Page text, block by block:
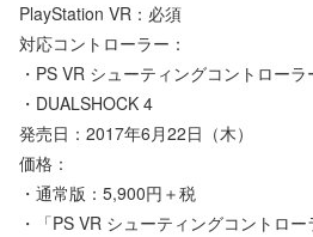
PlayStation VR：必須
対応コントローラー：
・PS VR シューティングコントローラ
・DUALSHOCK 4
発売日：2017年6月22日（木）
価格：
・通常版：5,900円＋税
・「PS VR シューティングコントロ